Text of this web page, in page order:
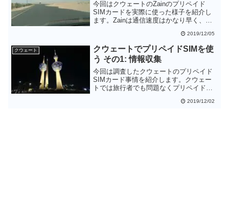
今回はクウェートのZainのプリペイド
SIMカードを実際に使った様子を紹介し
ます。Zainは通信速度はかなり早く、ま
での接続も期待できます。唯一困ったの
はデータ残量の確認方法が不明なことぐ
らいです。
2019/12/05
クウェート
クウェートでプリペイドSIMを使
う その1: 情報収集
今回は調査したクウェートのプリペイド
SIMカード事情を紹介します。クウェー
トでは旅行者でも問題なくプリペイド
でも5KWD(約1650円)と他国に比べるとや
2019/12/02